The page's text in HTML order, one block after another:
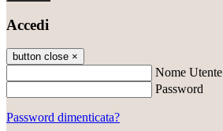
Accedi
button close ×
Nome Utente
Password
Password dimenticata?